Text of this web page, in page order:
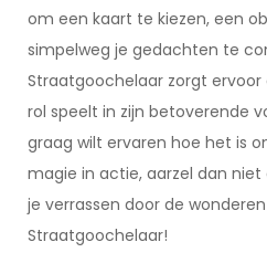
om een kaart te kiezen, een
simpelweg je gedachten te
Straatgoochelaar zorgt
rol speelt in zijn betoverende
graag wilt ervaren hoe het is
magie in actie, aarzel dan
je verrassen door de
Straatgoochelaar!